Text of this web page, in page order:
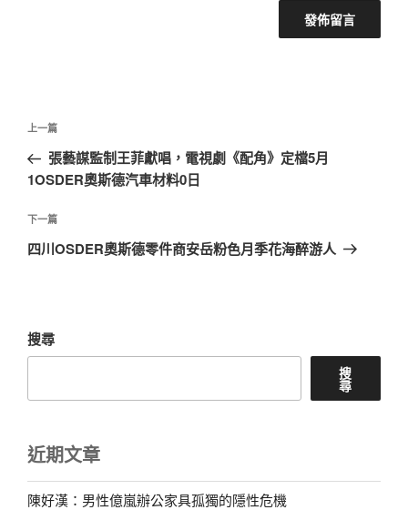
文
導
上
一
篇
章
上一篇
張藝謀監制王菲獻唱，電視劇《配角》定檔5月
1OSDER奧斯德汽車材料0日
下
一
下一篇
四川OSDER奧斯德零件商安岳粉色月季花海醉游人
搜尋
搜
尋
近期文章
陳好漢：男性億嵐辦公家具孤獨的隱性危機